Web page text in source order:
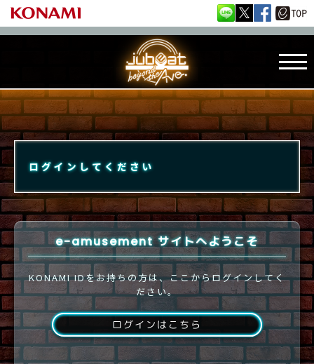
ログインしてください
e-amusement サイトへようこそ
KONAMI IDをお持ちの方は、ここからログインしてく
ださい。
ログインはこちら